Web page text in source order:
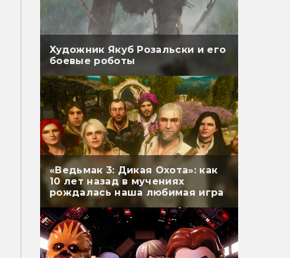
Художник Якуб Розальски и его
боевые роботы
«Ведьмак 3: Дикая Охота»: как
10 лет назад в мучениях
рождалась наша любимая игра